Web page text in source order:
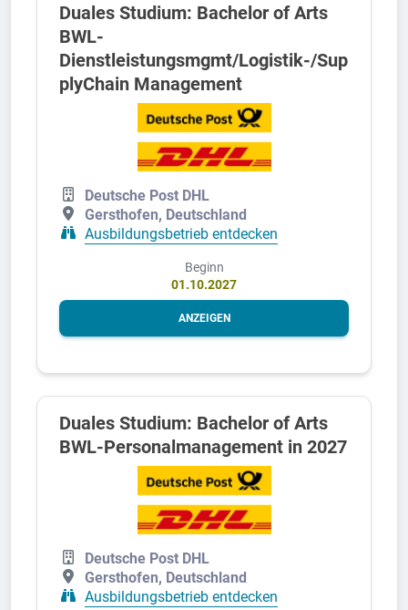
Duales Studium: Bachelor of Arts
BWL-
Dienstleistungsmgmt/Logistik-/Sup
plyChain Management
Deutsche Post DHL
Gersthofen, Deutschland
Ausbildungsbetrieb entdecken
Beginn
01.10.2027
ANZEIGEN
Duales Studium: Bachelor of Arts
BWL-Personalmanagement in 2027
Deutsche Post DHL
Gersthofen, Deutschland
Ausbildungsbetrieb entdecken